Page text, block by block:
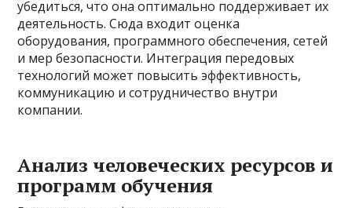
убедиться, что она оптимально поддерживает их
деятельность. Сюда входит оценка
оборудования, программного обеспечения, сетей
и мер безопасности. Интеграция передовых
технологий может повысить эффективность,
коммуникацию и сотрудничество внутри
компании.
Анализ человеческих ресурсов и
программ обучения